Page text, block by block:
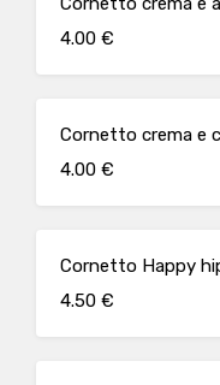
4.00 €
Cornetto crema e
4.00 €
Cornetto Happy
4.50 €